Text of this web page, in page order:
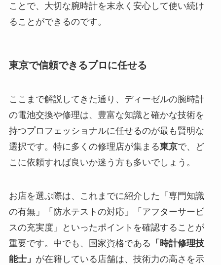
ことで、大切な腕時計を末永く安心して使い続け
ることができるのです。
東京で信頼できるプロに任せる
ここまで解説してきた通り、ディーゼルの腕時計
の電池交換や修理は、豊富な知識と確かな技術を
持つプロフェッショナルに任せるのが最も賢明な
選択です。特に多くの修理店が集まる東京で、ど
こに依頼すれば良いか迷う方も多いでしょう。
お店を選ぶ際は、これまでに紹介した「専門知識
の有無」「防水テストの対応」「アフターサービ
スの充実度」といったポイントを確認することが
重要です。中でも、国家資格である 「時計修理技
能士」 が在籍している店舗は、技術力の高さを示